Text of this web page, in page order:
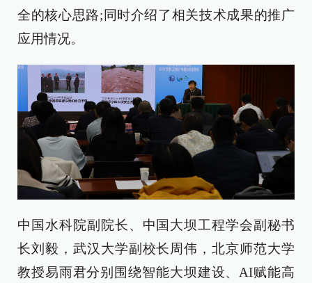
全的核心思路;同时介绍了相关技术成果的推广
应用情况。
中国水科院副院长、中国大坝工程学会副秘书
长刘毅，武汉大学副校长周伟，北京师范大学
教授易雨君分别围绕智能大坝建设、AI赋能高